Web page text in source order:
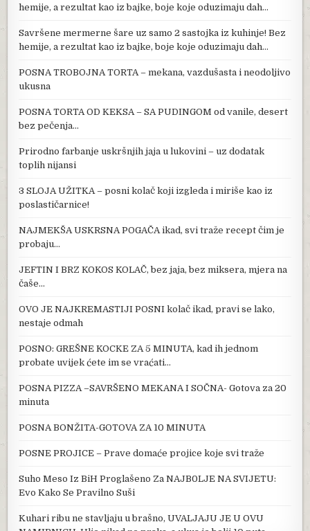
hemije, a rezultat kao iz bajke, boje koje oduzimaju dah…
Savršene mermerne šare uz samo 2 sastojka iz kuhinje! Bez
hemije, a rezultat kao iz bajke, boje koje oduzimaju dah…
POSNA TROBOJNA TORTA – mekana, vazdušasta i neodoljivo
ukusna
POSNA TORTA OD KEKSA – SA PUDINGOM od vanile, desert
bez pečenja…
Prirodno farbanje uskršnjih jaja u lukovini – uz dodatak
toplih nijansi
3 SLOJA UŽITKA – posni kolač koji izgleda i miriše kao iz
poslastičarnice!
NAJMEKŠA USKRSNA POGAČA ikad, svi traže recept čim je
probaju…
JEFTIN I BRZ KOKOS KOLAČ, bez jaja, bez miksera, mjera na
čaše…
OVO JE NAJKREMASTIJI POSNI kolač ikad, pravi se lako,
nestaje odmah
POSNO: GREŠNE KOCKE ZA 5 MINUTA, kad ih jednom
probate uvijek ćete im se vraćati…
POSNA PIZZA –SAVRŠENO MEKANA I SOČNA- Gotova za 20
minuta
POSNA BONŽITA-GOTOVA ZA 10 MINUTA
POSNE PROJICE – Prave domaće projice koje svi traže
Suho Meso Iz BiH Proglašeno Za NAJB0LJE NA SVIJETU:
Evo Kako Se Pravilno Suši
Kuhari ribu ne stavljaju u brašno, UVALJAJU JE U OVU